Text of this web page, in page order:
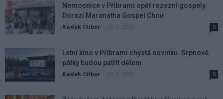
Nemocnice v Příbrami opět rozezní gospely.
Dorazí Maranatha Gospel Choir
Radek Ctibor 0
Letní kino v Příbrami chystá novinku. Srpnové
pátky budou patřit dětem
Radek Ctibor 0